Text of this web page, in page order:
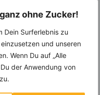
ohne Zucker!
Dein Surferlebnis zu
und unseren
Wenn Du auf „Alle
der Anwendung von
erhalte